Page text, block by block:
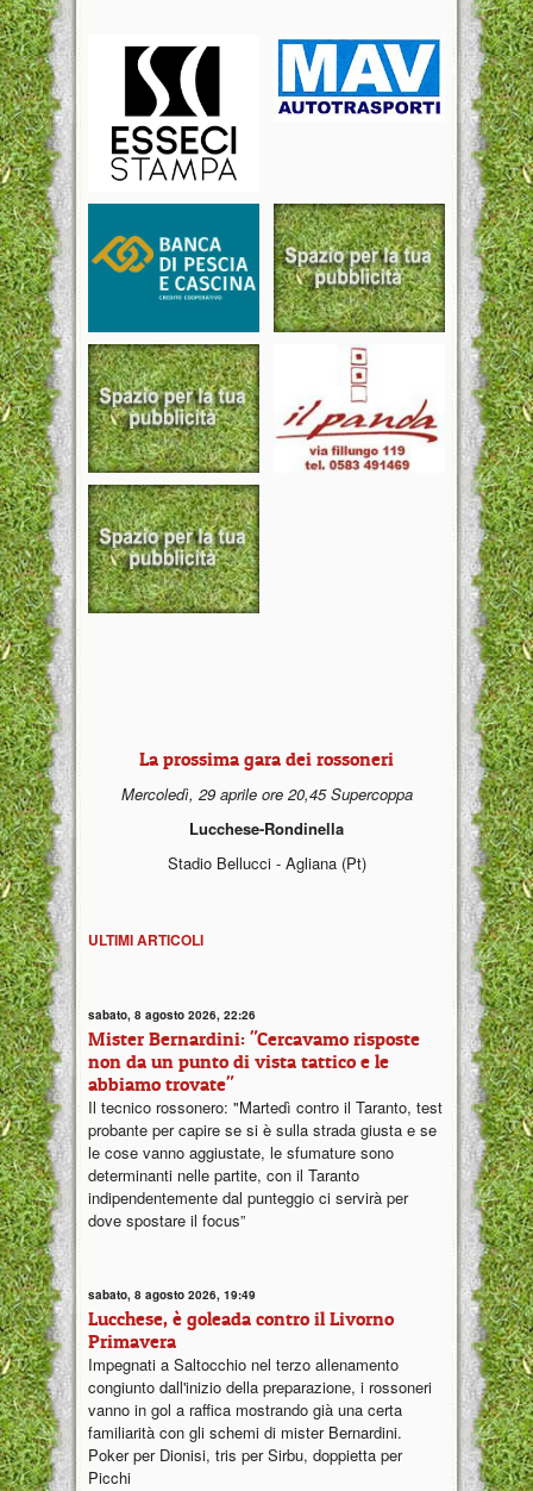
La prossima gara dei rossoneri
Mercoledì, 29 aprile ore 20,45 Supercoppa
Lucchese-Rondinella
Stadio Bellucci - Agliana (Pt)
ULTIMI ARTICOLI
sabato, 8 agosto 2026, 22:26
Mister Bernardini: "Cercavamo risposte
non da un punto di vista tattico e le
abbiamo trovate"
Il tecnico rossonero: "Martedì contro il Taranto, test
probante per capire se si è sulla strada giusta e se
le cose vanno aggiustate, le sfumature sono
determinanti nelle partite, con il Taranto
indipendentemente dal punteggio ci servirà per
dove spostare il focus”
sabato, 8 agosto 2026, 19:49
Lucchese, è goleada contro il Livorno
Primavera
Impegnati a Saltocchio nel terzo allenamento
congiunto dall'inizio della preparazione, i rossoneri
vanno in gol a raffica mostrando già una certa
familiarità con gli schemi di mister Bernardini.
Poker per Dionisi, tris per Sirbu, doppietta per
Picchi